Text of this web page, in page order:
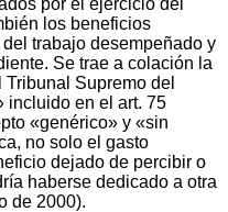
los beneficios
trabajo desempeñado y
Se trae a colación la
Supremo del
incluido en el art. 75
«genérico» y «sin
no solo el gasto
dejado de percibir o
haberse dedicado a otra
de 2000).